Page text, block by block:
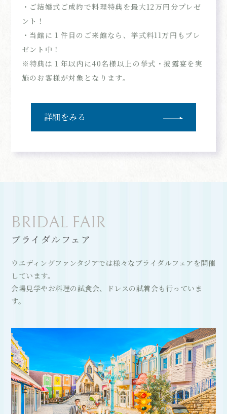
・ご結婚式ご成約で料理特典を最大12万円分プレゼ
ント！
・当館に１件目のご来館なら、挙式料11万円もプレ
ゼント中！
※特典は１年以内に40名様以上の挙式・披露宴を実
施のお客様が対象となります。
詳細をみる
BRIDAL FAIR
ブライダルフェア
ウエディングファンタジアでは様々なブライダルフェアを開催
しています。
会場見学やお料理の試食会、ドレスの試着会も行っていま
す。